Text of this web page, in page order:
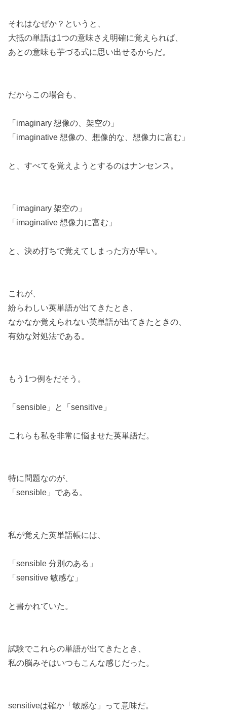
それはなぜか？というと、
大抵の単語は1つの意味さえ明確に覚えられば、
あとの意味も芋づる式に思い出せるからだ。
だからこの場合も、
「imaginary 想像の、架空の」
「imaginative 想像の、想像的な、想像力に富む」
と、すべてを覚えようとするのはナンセンス。
「imaginary 架空の」
「imaginative 想像力に富む」
と、決め打ちで覚えてしまった方が早い。
これが、
紛らわしい英単語が出てきたとき、
なかなか覚えられない英単語が出てきたときの、
有効な対処法である。
もう1つ例をだそう。
「sensible」と「sensitive」
これらも私を非常に悩ませた英単語だ。
特に問題なのが、
「sensible」である。
私が覚えた英単語帳には、
「sensible 分別のある」
「sensitive 敏感な」
と書かれていた。
試験でこれらの単語が出てきたとき、
私の脳みそはいつもこんな感じだった。
sensitiveは確か「敏感な」って意味だ。